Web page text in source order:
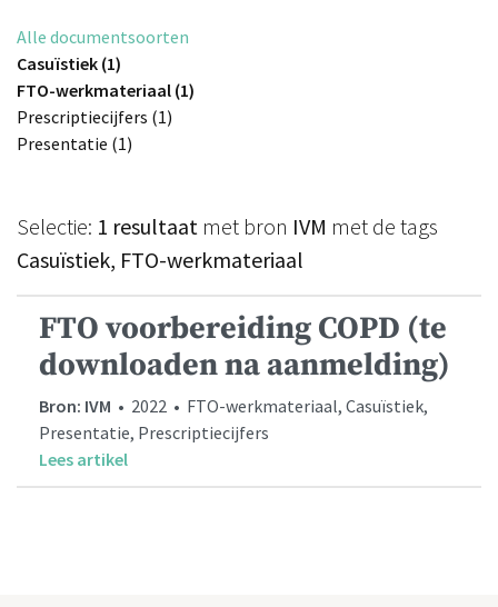
Alle documentsoorten
Casuïstiek (1)
FTO-werkmateriaal (1)
Prescriptiecijfers (1)
Presentatie (1)
Selectie: 1 resultaat met bron IVM met de tags
Casuïstiek, FTO-werkmateriaal
FTO voorbereiding COPD (te
downloaden na aanmelding)
Bron: IVM • 2022 • FTO-werkmateriaal, Casuïstiek,
Presentatie, Prescriptiecijfers
Lees artikel